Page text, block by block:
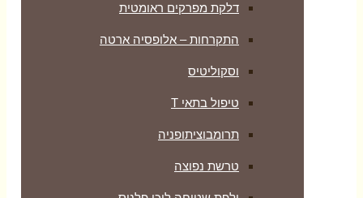
דלקת מפרקים ראומטית
התקרחות – אלופסיה ארטה
וסקוליטיס
טיפול בתאי T
תרומבוציתופניה
טרשת נפוצה